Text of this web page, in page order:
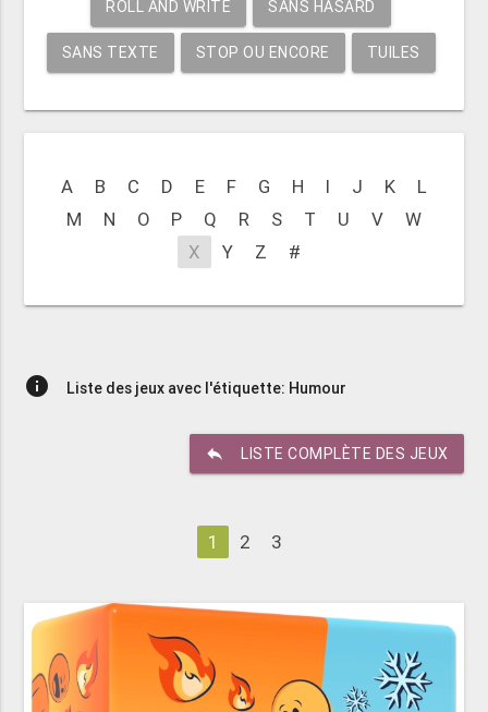
ROLL AND WRITE SANS HASARD
SANS TEXTE STOP OU ENCORE TUILES
A B C D E F G H I J K
L
M
N O P Q R S T U V
W
X
Y Z #
info Liste des jeux avec l'étiquette: Humour
reply LISTE COMPLÈTE DES JEUX
1 2 3